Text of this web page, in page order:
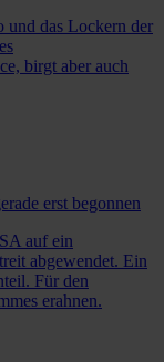
das Lockern der
birgt aber auch
erst begonnen
auf ein
abgewendet. Ein
Für den
erahnen.